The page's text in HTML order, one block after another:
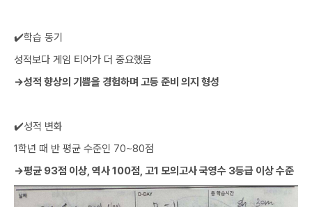
‍✔️학습 동기
성적보다 게임 티어가 더 중요했음
→성적 향상의 기쁨을 경험하며 고등 준비 의지 형성
‍✔️성적 변화
1학년 때 반 평균 수준인 70~80점
→평균 93점 이상, 역사 100점, 고1 모의고사 국영수 3등급 이상 수준